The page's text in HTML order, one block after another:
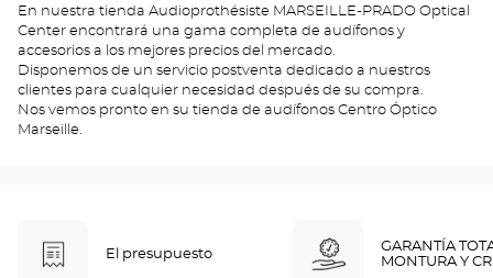
En nuestra tienda Audioprothésiste MARSEILLE-PRADO Optical
Center encontrará una gama completa de audífonos y
accesorios a los mejores precios del mercado.
Disponemos de un servicio postventa dedicado a nuestros
clientes para cualquier necesidad después de su compra.
Nos vemos pronto en su tienda de audífonos Centro Óptico
Marseille.
El presupuesto
GARANTÍA
MONTURA Y